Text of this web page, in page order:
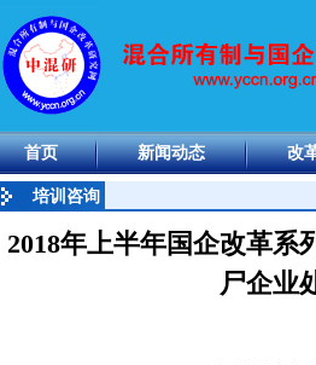
首页 新闻动态 改
培训咨询
2018年上半年国企改革系
尸企业